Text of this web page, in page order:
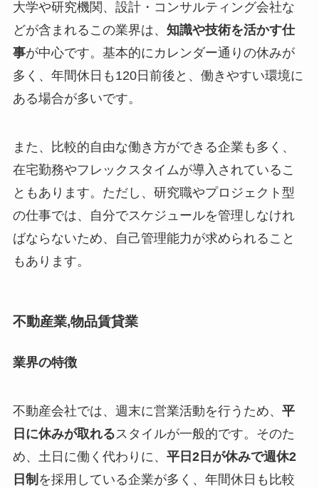
大学や研究機関、設計・コンサルティング会社な
どが含まれるこの業界は、 知識や技術を活かす仕
事が中心です。基本的にカレンダー通りの休みが
多く、年間休日も120日前後と、働きやすい環境に
ある場合が多いです。
また、比較的自由な働き方ができる企業も多く、
在宅勤務やフレックスタイムが導入されているこ
ともあります。ただし、研究職やプロジェクト型
の仕事では、自分でスケジュールを管理しなけれ
ばならないため、自己管理能力が求められること
もあります。
不動産業,物品賃貸業
業界の特徴
不動産会社では、週末に営業活動を行うため、 平
日に休みが取れるスタイルが一般的です。そのた
め、土日に働く代わりに、 平日2日が休みで週休2
日制 を採用している企業が多く、年間休日も比較